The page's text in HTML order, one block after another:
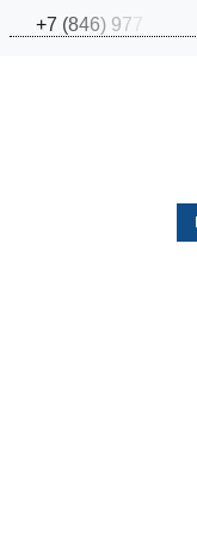
+7 (846) 977